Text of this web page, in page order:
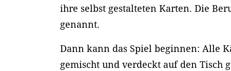
ihre selbst gestalteten Karten. Die
genannt.
Dann kann das Spiel beginnen: Alle
gemischt und verdeckt auf den Tisch